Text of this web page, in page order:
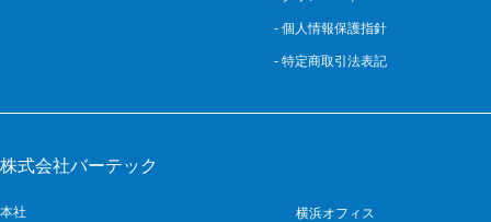
- 個人情報保護指針
- 特定商取引法表記
株式会社バーテック
本社
横浜オフィス